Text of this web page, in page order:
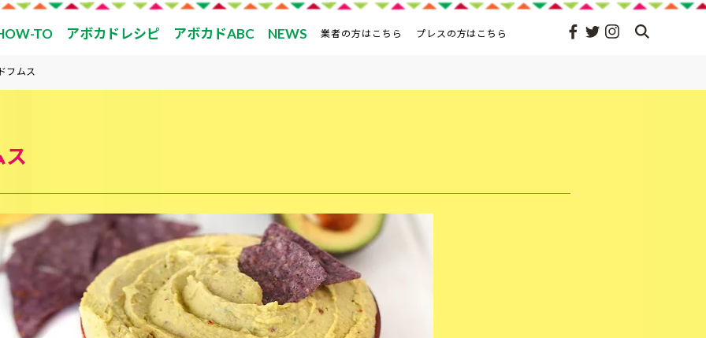
TO アボカドレシピ アボカドABC NEWS 業者の方はこちら プレスの方はこちら
フムス
ス